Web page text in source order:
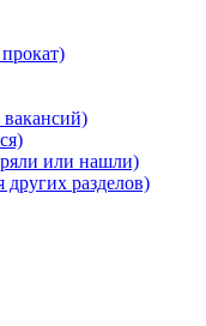
или нашли)
других разделов)